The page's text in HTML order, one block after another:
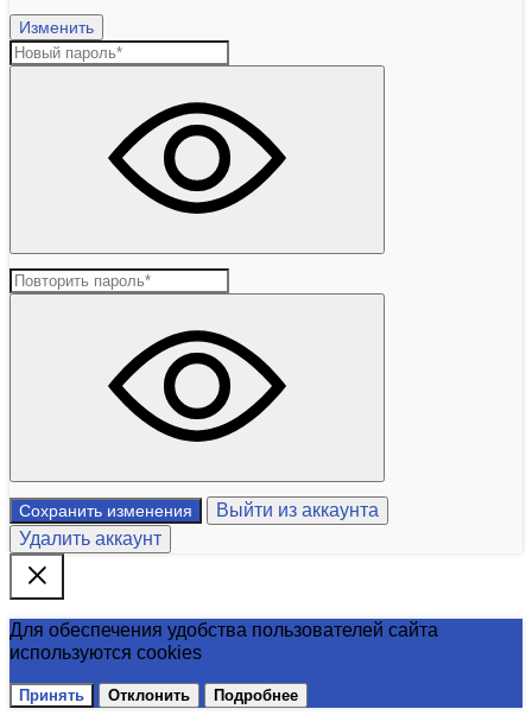
Изменить
Сохранить изменения
Выйти из аккаунта
Удалить аккаунт
Для обеспечения удобства пользователей сайта
используются cookies
Принять Отклонить Подробнее